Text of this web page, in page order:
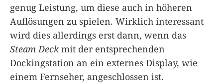
genug Leistung, um diese auch in höheren
Auflösungen zu spielen. Wirklich interessant
wird dies allerdings erst dann, wenn das
Steam Deckmit der entsprechenden
Dockingstation an ein externes Display, wie
einem Fernseher, angeschlossen ist.